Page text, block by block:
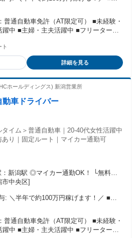
光・サービス業の 3つの分野で17のグ
員です。 昭和31年の開業以来、地域の
愛されてまいりました。
のため））
賞与あり✧ ￣
￣￣￣ 半年に1回、最大5万円のボーナ
を還元する環境です。
躍中 ■主婦・主夫活躍中 ■フリーター活
詳細を見る
ホールディングス) 新潟営業所
動車ドライバー
タイム＞普通自動車｜20-40代女性活躍中
あり｜固定ルート｜マイカー通勤可
市中央区]
■時
賞与あり✧ ￣
￣￣￣ 半年に1回、最大5万円のボーナ
を還元する環境です。
躍中 ■主婦・主夫活躍中 ■フリーター活